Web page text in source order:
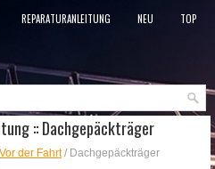
REPARATURANLEITUNG NEU
TOP
:: Dachgepäckträger
Vor der Fahrt/ Dachgepäckträger